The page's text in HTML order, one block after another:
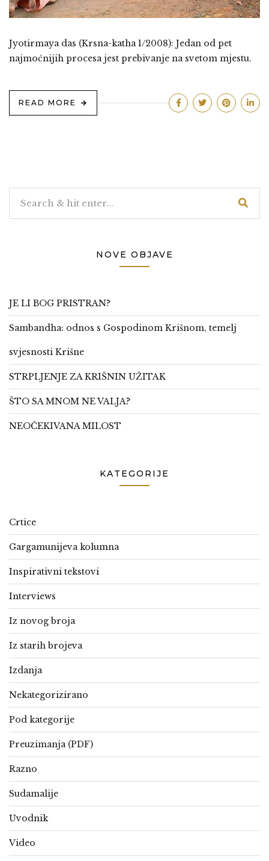
Jyotirmaya das (Krsna-katha 1/2008): Jedan od pet
najmoćnijih procesa jest prebivanje na svetom mjestu.
READ MORE
NOVE OBJAVE
JE LI BOG PRISTRAN?
Sambandha: odnos s Gospodinom Krišnom, temelj
svjesnosti Krišne
STRPLJENJE ZA KRIŠNIN UŽITAK
ŠTO SA MNOM NE VALJA?
NEOČEKIVANA MILOST
KATEGORIJE
Crtice
Gargamunijeva kolumna
Inspirativni tekstovi
Interviews
Iz novog broja
Iz starih brojeva
Izdanja
Nekategorizirano
Pod kategorije
Preuzimanja (PDF)
Razno
Sudamalije
Uvodnik
Video